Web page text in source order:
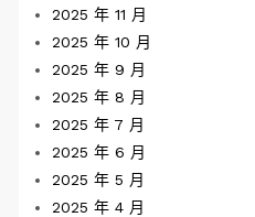
2025 年 11 月
2025 年 10 月
2025 年 9 月
2025 年 8 月
2025 年 7 月
2025 年 6 月
2025 年 5 月
2025 年 4 月